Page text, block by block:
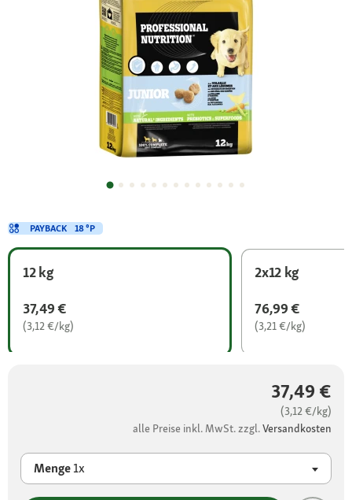
12 kg
37,49 €
(3,12 €/kg)
2x12 kg
76,99 €
(3,21 €/kg)
37,49 €
(3,12 €/kg)
alle Preise inkl. MwSt. zzgl.Versandkosten
Menge1x
PAYBACK 18 °P